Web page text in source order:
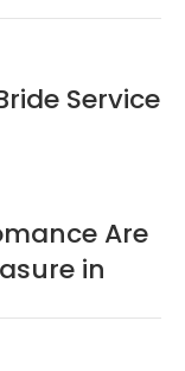
Service
Are
in